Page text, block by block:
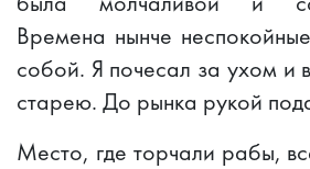
Времена нынче
собой. Я почесал за ухом и
старею. До рынка рукой
Место, где торчали рабы,